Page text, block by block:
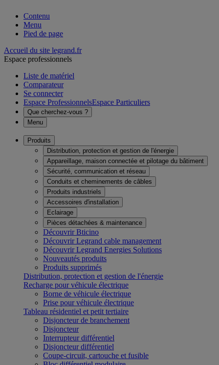
Contenu
Menu
Pied de page
Accueil du site legrand.fr
Espace professionnels
Liste de matériel
Comparateur
Se connecter
Espace ProfessionnelsEspace Particuliers
Que cherchez-vous ?
Menu
Produits
Distribution, protection et gestion de l'énergie
Appareillage, maison connectée et pilotage du bâtiment
Sécurité, communication et réseau
Conduits et cheminements de câbles
Produits industriels
Accessoires d'installation
Eclairage
Pièces détachées & maintenance
Découvrir Bticino
Découvrir Legrand cable management
Découvrir Legrand Energies Solutions
Nouveautés produits
Produits supprimés
Distribution, protection et gestion de l'énergie
Recharge pour véhicule électrique
Borne de véhicule électrique
Prise pour véhicule électrique
Tableau résidentiel et petit tertiaire
Disjoncteur de branchement
Disjoncteur
Interrupteur différentiel
Disjoncteur différentiel
Coupe-circuit, cartouche et fusible